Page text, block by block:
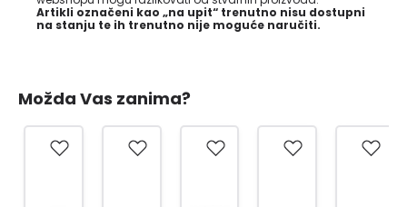
Artikli označeni kao „na upit“ trenutno nisu dostupni
na stanju te ih trenutno nije moguće naručiti.
Možda Vas zanima?